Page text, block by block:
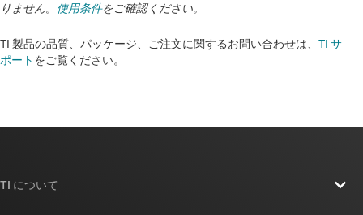
りません。 使用条件をご確認ください。
TI 製品の品質、パッケージ、ご注文に関するお問い合わせは、 TI サ
ポート をご覧ください。
TI について